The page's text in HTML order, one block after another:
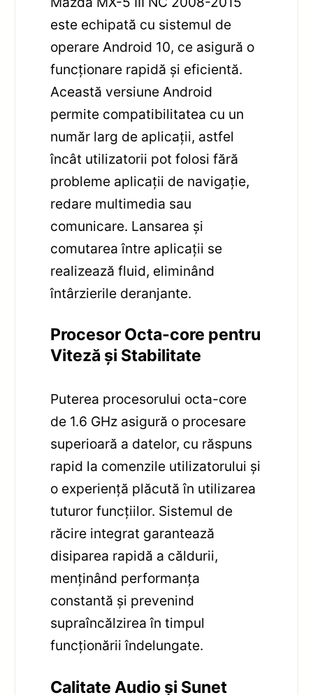
este echipată cu sistemul de
operare Android 10, ce asigură o
funcționare rapidă și eficientă.
Această versiune Android
permite compatibilitatea cu un
număr larg de aplicații, astfel
încât utilizatorii pot folosi fără
probleme aplicații de navigație,
redare multimedia sau
comunicare. Lansarea și
comutarea între aplicații se
realizează fluid, eliminând
întârzierile deranjante.
Procesor Octa-core pentru
Viteză și Stabilitate
Puterea procesorului octa-core
de 1.6 GHz asigură o procesare
superioară a datelor, cu răspuns
rapid la comenzile utilizatorului și
o experiență plăcută în utilizarea
tuturor funcțiilor. Sistemul de
răcire integrat garantează
disiparea rapidă a căldurii,
menținând performanța
constantă și prevenind
supraîncălzirea în timpul
funcționării îndelungate.
Calitate Audio și Sunet